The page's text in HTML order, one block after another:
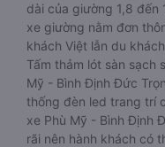
dài của giường 1,8 đến
xe giường nằm đơn
khách Việt lẫn du
Tấm thảm lót sàn sạch
Mỹ - Bình Định Đức
thống đèn led trang trí
xe Phù Mỹ - Bình Định
rãi nên hành khách có